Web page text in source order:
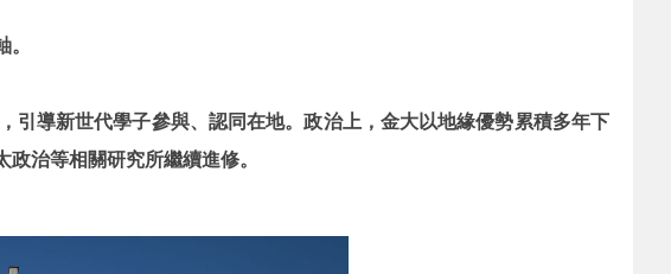
導新世代學子參與、認同在地。政治上，金大以地緣優勢累積多年下
治等相關研究所繼續進修。